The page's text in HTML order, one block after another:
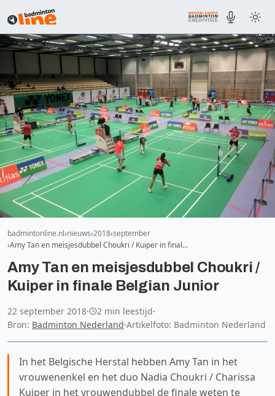
badmintonline.nl nieuws 2018 september
Amy Tan en meisjesdubbel Choukri / Kuiper in final…
Amy Tan en meisjesdubbel Choukri /
Kuiper in finale Belgian Junior
22 september 2018· 2 min leestijd·
Bron: Badminton Nederland·Artikelfoto: Badminton Nederland
In het Belgische Herstal hebben Amy Tan in het
vrouwenenkel en het duo Nadia Choukri / Charissa
Kuiper in het vrouwendubbel de finale weten te